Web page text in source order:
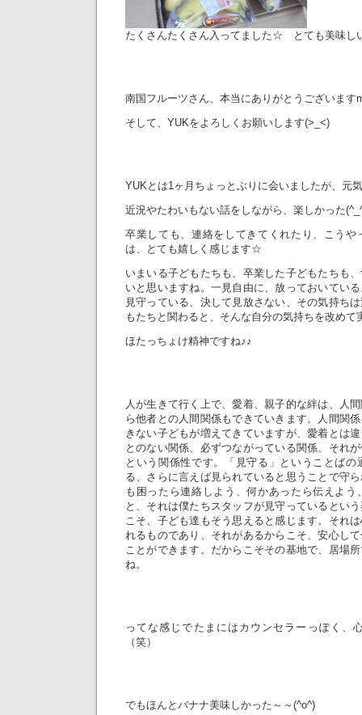
たくさんたくさん入ってました☆ とても美味し
南国フルーツさん、本当にありがとうございま
そして、YUKをよろしくお願いします(>_<)
YUKとは1ヶ月ちょっとぶりに会いましたが、元
近況やたわいもない話をしながら、楽しかった
卒業しても、連絡をしてきてくれたり、こうや
は、とても嬉しく感じます☆
いまいる子どもたちも、卒業した子どもたちも
いと思いますね。一見自由に、放っておいてい
見守っている、決して見放さない、その気持ち
もたちと関わると、そんな自分の気持ちを改めて
ほたっちょけ精神ですね♪♪
人が生きて行く上で、愛着、親子的な絆は、人
ら他者との人間関係もできていきます。人間関
きない子どもが増えてきていますが、愛着とは
とのない関係、必ずつながっている関係、それ
という関係性です。「見守る」ということば
る、さらに言えば見られていると思うことで守
も困ったら連絡しよう、何かあったら伝えよ
と、それは僕たちスタッフが見守っているとい
こそ、子ども達もそう思えると感じます。それ
れるものであり、それがあるからこそ、安心し
ことができます。だからこそその基地で、居場
ね。
ってな感じでたまにはカウンセラーっぽく、
（笑）
でもほんとバナナ美味しかった～～(^o^)